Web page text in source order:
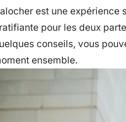
est une expérience
pour les deux
conseils, vous
ensemble.